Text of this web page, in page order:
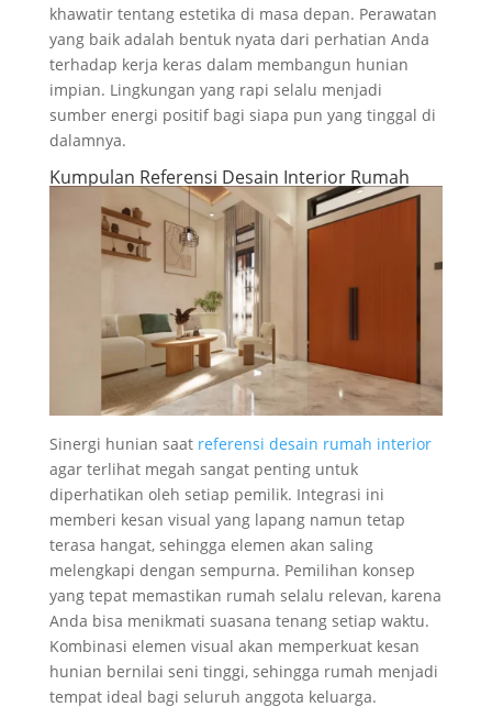
khawatir tentang estetika di masa depan. Perawatan
yang baik adalah bentuk nyata dari perhatian Anda
terhadap kerja keras dalam membangun hunian
impian. Lingkungan yang rapi selalu menjadi
sumber energi positif bagi siapa pun yang tinggal di
dalamnya.
Kumpulan Referensi Desain Interior Rumah
Sinergi hunian saat referensi desain rumah interior
agar terlihat megah sangat penting untuk
diperhatikan oleh setiap pemilik. Integrasi ini
memberi kesan visual yang lapang namun tetap
terasa hangat, sehingga elemen akan saling
melengkapi dengan sempurna. Pemilihan konsep
yang tepat memastikan rumah selalu relevan, karena
Anda bisa menikmati suasana tenang setiap waktu.
Kombinasi elemen visual akan memperkuat kesan
hunian bernilai seni tinggi, sehingga rumah menjadi
tempat ideal bagi seluruh anggota keluarga.